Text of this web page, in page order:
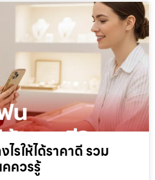
รให้ได้ราคาดี รวม
ควรรู้